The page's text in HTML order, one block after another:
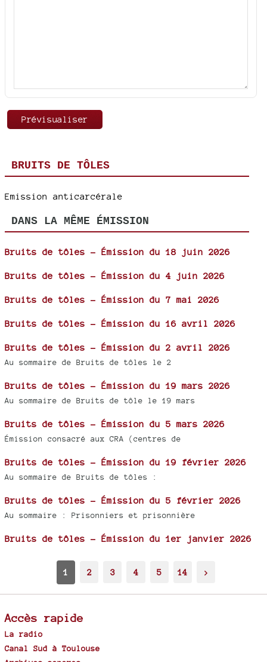
BRUITS DE TÔLES
Emission anticarcérale
DANS LA MÊME ÉMISSION
Bruits de tôles - Émission du 18 juin 2026
Bruits de tôles - Émission du 4 juin 2026
Bruits de tôles - Émission du 7 mai 2026
Bruits de tôles - Émission du 16 avril 2026
Bruits de tôles - Émission du 2 avril 2026
Au sommaire de Bruits de tôles le 2
Bruits de tôles - Émission du 19 mars 2026
Au sommaire de Bruits de tôle le 19 mars
Bruits de tôles - Émission du 5 mars 2026
Émission consacré aux CRA (centres de
Bruits de tôles - Émission du 19 février 2026
Au sommaire de Bruits de tôles :
Bruits de tôles - Émission du 5 février 2026
Au sommaire : Prisonniers et prisonnière
Bruits de tôles - Émission du 1er janvier 2026
1 2 3 4 5 14 >
Accès rapide
La radio
Canal Sud à Toulouse